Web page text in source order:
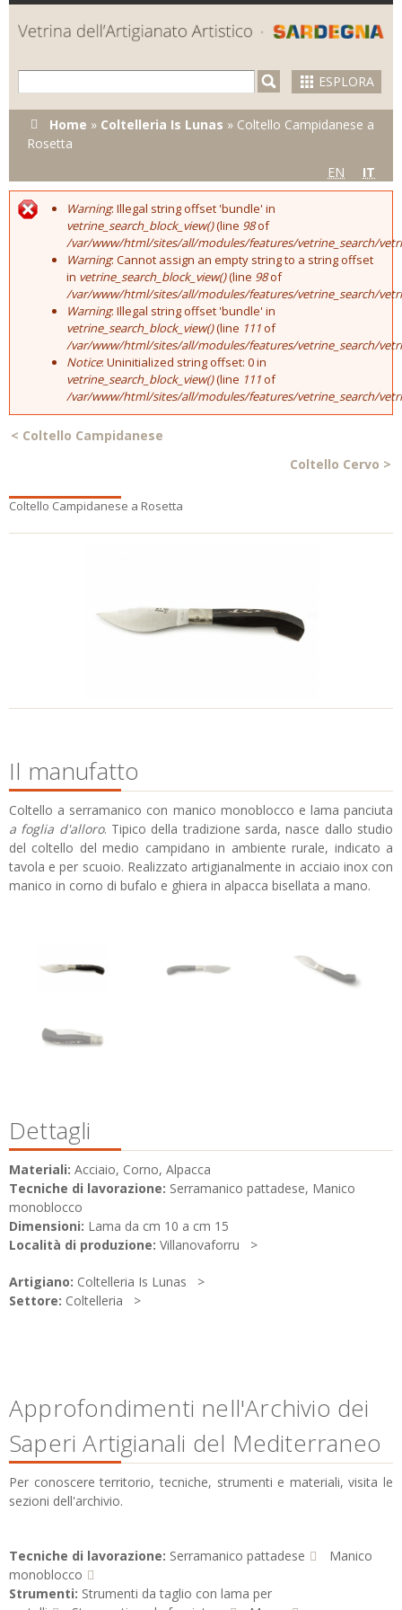
Skip to
main
content
ESPLORA
Tu sei qui
Home » Coltelleria Is Lunas » Coltello Campidanese a
Rosetta
EN
IT
Error message
Warning: Illegal string offset 'bundle' in
vetrine_search_block_view()(line 98of
/var/www/html/sites/all/modules/features/vetrine_search/
Warning: Cannot assign an empty string to a string offset
in vetrine_search_block_view()(line 98of
/var/www/html/sites/all/modules/features/vetrine_search/
Warning: Illegal string offset 'bundle' in
vetrine_search_block_view()(line 111of
/var/www/html/sites/all/modules/features/vetrine_search/
Notice: Uninitialized string offset: 0 in
vetrine_search_block_view()(line 111of
/var/www/html/sites/all/modules/features/vetrine_search/
< Coltello Campidanese
Coltello Cervo >
Coltello Campidanese a Rosetta
Il manufatto
Coltello a serramanico con manico monoblocco e lama panciuta
a foglia d'alloro. Tipico della tradizione sarda, nasce dallo studio
del coltello del medio campidano in ambiente rurale, indicato a
tavola e per scuoio. Realizzato artigianalmente in acciaio inox con
manico in corno di bufalo e ghiera in alpacca bisellata a mano.
Dettagli
Materiali: Acciaio, Corno, Alpacca
Tecniche di lavorazione: Serramanico pattadese, Manico
monoblocco
Dimensioni: Lama da cm 10 a cm 15
Località di produzione: Villanovaforru
Artigiano: Coltelleria Is Lunas
Settore: Coltelleria
Approfondimenti nell'Archivio dei
Saperi Artigianali del Mediterraneo
Per conoscere territorio, tecniche, strumenti e materiali, visita le
sezioni dell'archivio.
Tecniche di lavorazione: Serramanico pattadese
Manico
monoblocco
Strumenti: Strumenti da taglio con lama per